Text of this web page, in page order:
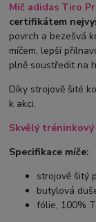
Míč adidas Tiro
certifikátem
povrch a bezešvá
míčem, lepší
plně soustředit na
Díky strojově šité
k akci.
Skvělý
Specifikace míče:
strojově šitý
butylová
fólie, 100%